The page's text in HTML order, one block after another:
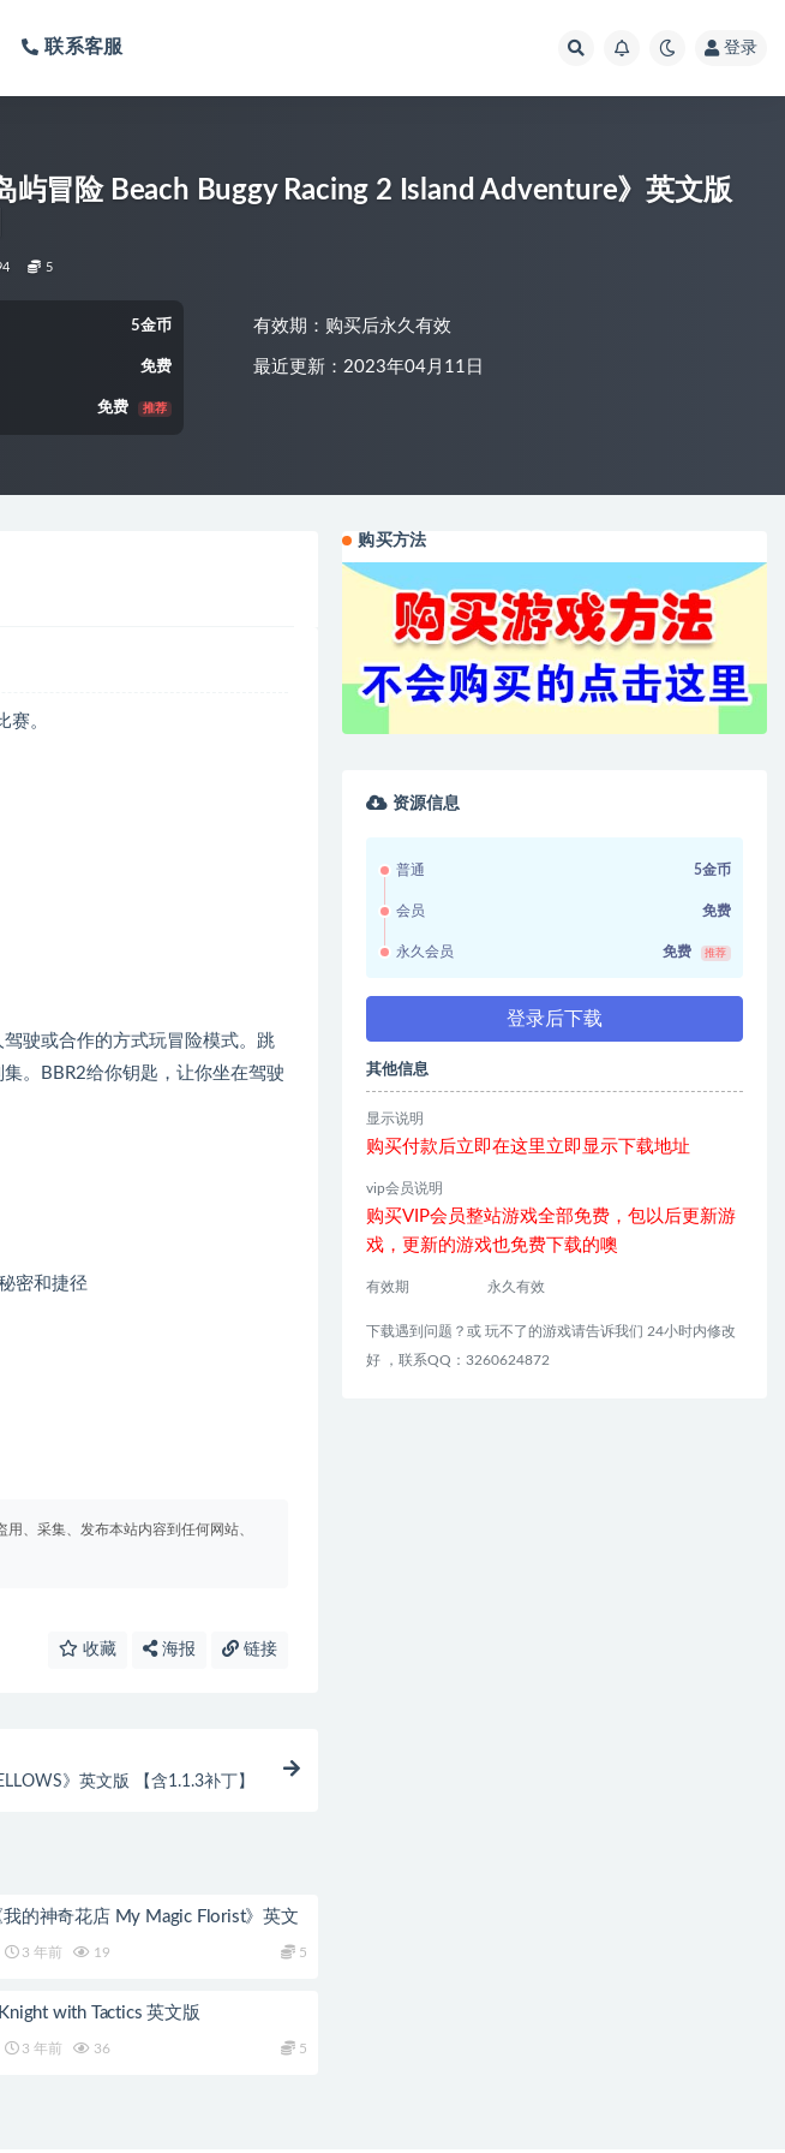
联系客服 登录
屿冒险 Beach Buggy Racing 2 Island Adventure》英文版
5
5金币
免费
免费 推荐
有效期：购买后永久有效
最近更新：2023年04月11日
赛。
驶或合作的方式玩冒险模式。跳
。BBR2给你钥匙，让你坐在驾驶
密和捷径
、采集、发布本站内容到任何网站、
收藏 海报 链接
》英文版 【含1.1.3补丁】
我的神奇花店 My Magic Florist》英文
3 年前 19 5
战术骑士 Knight with Tactics 英文版
3 年前 36 5
购买方法
资源信息
普通 5金币
会员 免费
永久会员 免费 推荐
登录后下载
其他信息
显示说明
购买付款后立即在这里立即显示下载地址
vip会员说明
购买VIP会员整站游戏全部免费，包以后更新游
戏，更新的游戏也免费下载的噢
有效期 永久有效
下载遇到问题？或 玩不了的游戏请告诉我们 24小时内修改
好 ，联系QQ：3260624872